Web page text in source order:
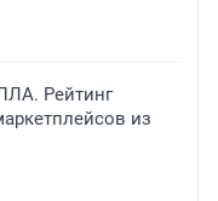
Рейтинг
из